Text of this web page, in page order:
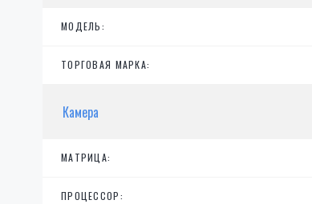
МОДЕЛЬ:
ТОРГОВАЯ МАРКА:
Камера
МАТРИЦА:
ПРОЦЕССОР: